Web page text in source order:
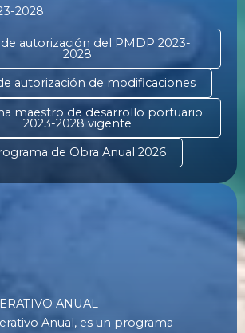
2028
autorización del PMDP 2023-
2028
autorización de modificaciones
maestro de desarrollo portuario
2023-2028 vigente
de Obra Anual 2026
ANUAL
Anual, es un programa